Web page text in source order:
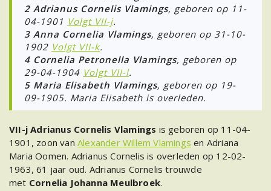
2 Adrianus Cornelis Vlamings, geboren op 11-
04-1901 Volgt VII-j.
3 Anna Cornelia Vlamings, geboren op 31-10-
1902 Volgt VII-k.
4 Cornelia Petronella Vlamings, geboren op
29-04-1904 Volgt VII-l.
5 Maria Elisabeth Vlamings, geboren op 19-
09-1905. Maria Elisabeth is overleden.
VII-j Adrianus Cornelis Vlamings is geboren op 11-04-
1901, zoon van Alexander Willem Vlamings en Adriana
Maria Oomen. Adrianus Cornelis is overleden op 12-02-
1963, 61 jaar oud. Adrianus Cornelis trouwde
met Cornelia Johanna Meulbroek.